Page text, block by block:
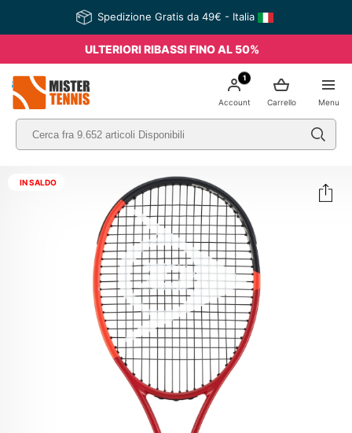
Spedizione Gratis da 49€ - Italia
ULTERIORI RIBASSI FINO AL 50%
Menu
Carrello
1
Account
IN SALDO